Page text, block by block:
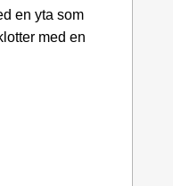
en yta som
med en